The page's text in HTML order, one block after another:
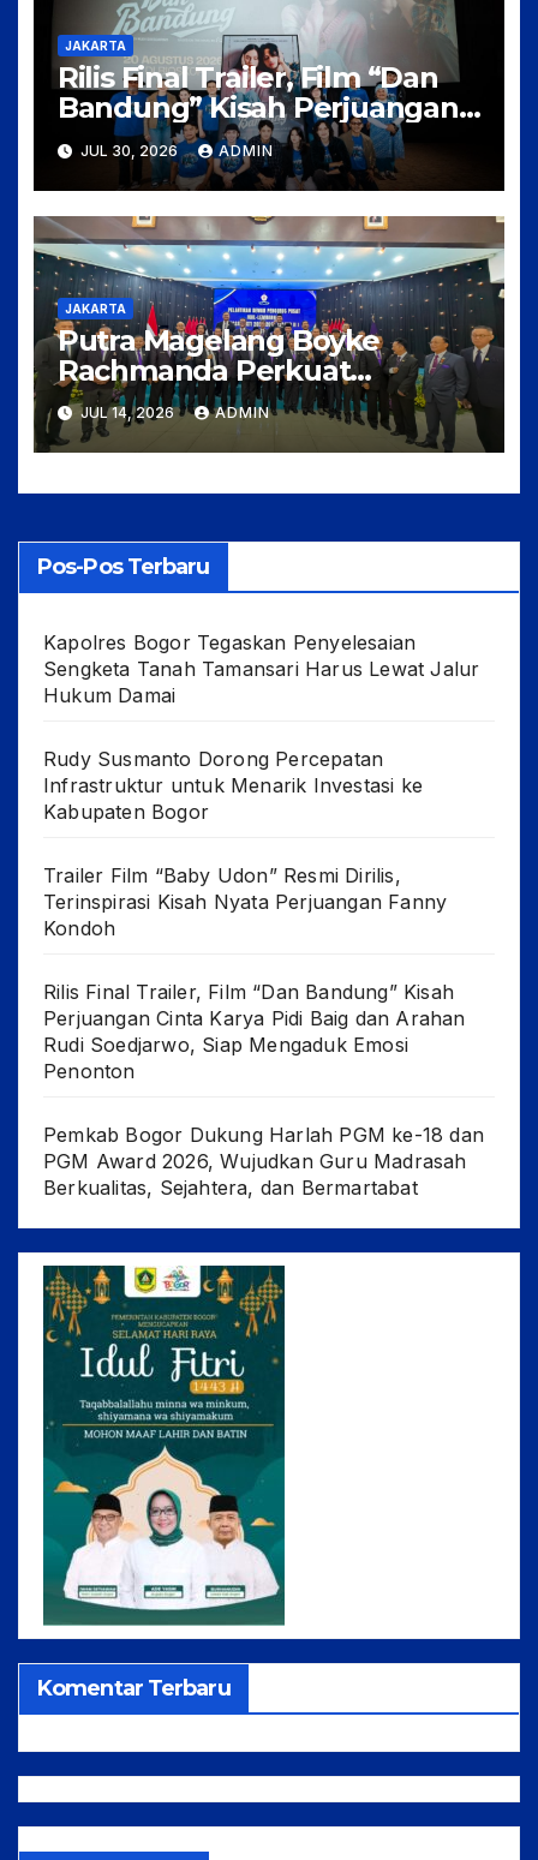
JAKARTA
Rilis Final Trailer, Film “Dan
Bandung” Kisah Perjuangan
Cinta Karya Pidi Baig dan
Arahan Rudi Soedjarwo, Siap
Mengaduk Emosi Penonton
JUL 30, 2026 ADMIN
JAKARTA
Putra Magelang Boyke
Rachmanda Perkuat
Kepengurusan Pusat IKAL
Lemhannas RI, Siap Bangun
Komunikasi Kebangsaan
yang Adaptif
JUL 14, 2026 ADMIN
Pos-Pos Terbaru
Kapolres Bogor Tegaskan Penyelesaian
Sengketa Tanah Tamansari Harus Lewat Jalur
Hukum Damai
Rudy Susmanto Dorong Percepatan
Infrastruktur untuk Menarik Investasi ke
Kabupaten Bogor
Trailer Film “Baby Udon” Resmi Dirilis,
Terinspirasi Kisah Nyata Perjuangan Fanny
Kondoh
Rilis Final Trailer, Film “Dan Bandung” Kisah
Perjuangan Cinta Karya Pidi Baig dan Arahan
Rudi Soedjarwo, Siap Mengaduk Emosi
Penonton
Pemkab Bogor Dukung Harlah PGM ke-18 dan
PGM Award 2026, Wujudkan Guru Madrasah
Berkualitas, Sejahtera, dan Bermartabat
Komentar Terbaru